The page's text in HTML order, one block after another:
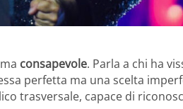
consapevole. Parla a chi ha
perfetta ma una scelta
trasversale, capace di